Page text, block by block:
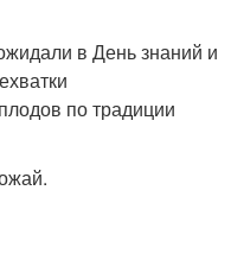
в День знаний и
по традиции